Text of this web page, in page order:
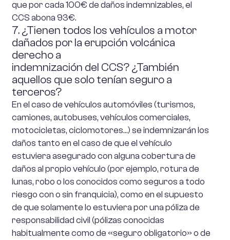
que por cada 100€ de daños indemnizables, el
CCS abona 93€.
7. ¿Tienen todos los vehículos a motor
dañados por la erupción volcánica
derecho a
indemnización del CCS? ¿También
aquellos que solo tenían seguro a
terceros?
En el caso de vehículos automóviles (turismos,
camiones, autobuses, vehículos comerciales,
motocicletas, ciclomotores…) se indemnizarán los
daños tanto en el caso de que el vehículo
estuviera asegurado con alguna cobertura de
daños al propio vehículo (por ejemplo, rotura de
lunas, robo o los conocidos como seguros a todo
riesgo con o sin franquicia), como en el supuesto
de que solamente lo estuviera por una póliza de
responsabilidad civil (pólizas conocidas
habitualmente como de «seguro obligatorio» o de